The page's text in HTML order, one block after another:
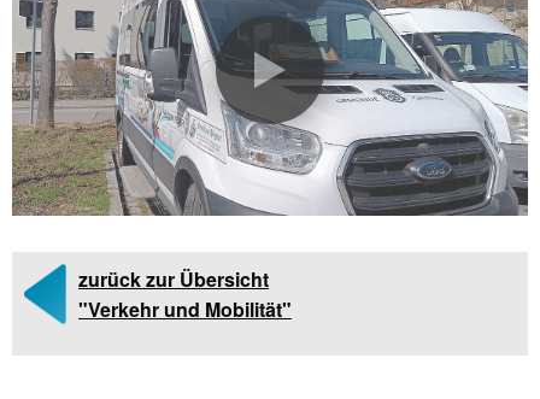
zurück zur Übersicht
"Verkehr und Mobilität"